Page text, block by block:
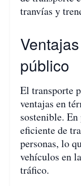
tranvías y
público
El transporte
ventajas en
sostenible.
eficiente de
personas, lo
vehículos en
tráfico.